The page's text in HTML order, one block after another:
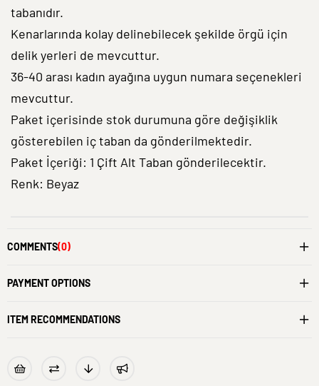
tabanıdır.
Kenarlarında kolay delinebilecek şekilde örgü için
delik yerleri de mevcuttur.
36-40 arası kadın ayağına uygun numara seçenekleri
mevcuttur.
Paket içerisinde stok durumuna göre değişiklik
gösterebilen iç taban da gönderilmektedir.
Paket İçeriği: 1 Çift Alt Taban gönderilecektir.
Renk: Beyaz
COMMENTS(0)
PAYMENT OPTIONS
ITEM RECOMMENDATIONS